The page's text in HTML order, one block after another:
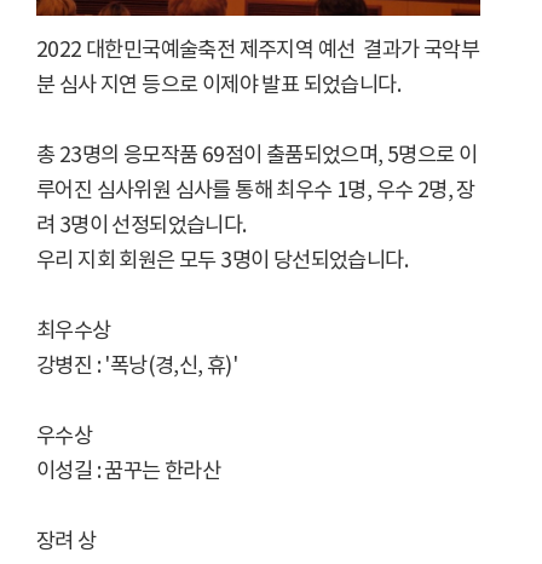
2022 대한민국예술축전 제주지역 예선 결과가 국악부
분 심사 지연 등으로 이제야 발표 되었습니다.
총 23명의 응모작품 69점이 출품되었으며, 5명으로 이
루어진 심사위원 심사를 통해 최우수 1명, 우수 2명, 장
려 3명이 선정되었습니다.
우리 지회 회원은 모두 3명이 당선되었습니다.
최우수상
강병진 : '폭낭(경,신, 휴)'
우수상
이성길 : 꿈꾸는 한라산
장려 상